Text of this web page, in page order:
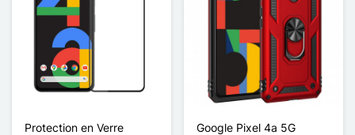
Protection en Verre
Google Pixel 4a 5G